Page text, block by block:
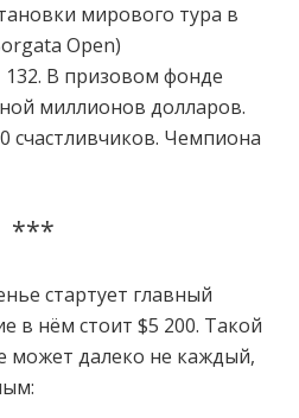
мирового тура в
Open)
132. В призовом фонде
миллионов долларов.
счастливчиков. Чемпиона
***
стартует главный
в нём стоит $5 200. Такой
может далеко не каждый,